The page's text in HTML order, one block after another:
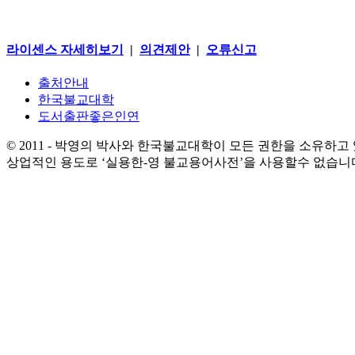
라이센스 자세히보기 | 의견제안| 오류신고
출처안내
한국불교대학
도서출판좋은인연
© 2011 - 박영의 박사와 한국불교대학이 모든 권한을 소유하고
상업적인 용도로 ‘실용한-영 불교용어사전’을 사용할수 없습니